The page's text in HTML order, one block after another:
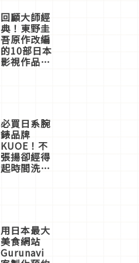
體驗
回顧大師經
典！東野圭
吾原作改編
的10部日本
影視作品推
必買日系腕
錶品牌
KUOE！不
張揚卻經得
起時間洗鍊
用日本最大
美食網站
Gurunavi